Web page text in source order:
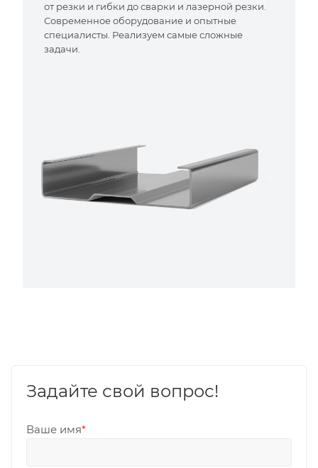
от резки и гибки до сварки и лазерной резки.
Современное оборудование и опытные
специалисты. Реализуем самые сложные
задачи.
Задайте свой вопрос!
Ваше имя*